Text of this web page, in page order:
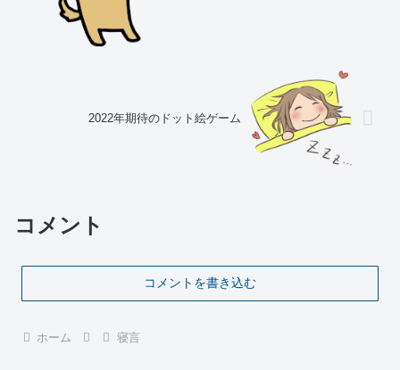
2022年期待のドット絵ゲーム
コメント
コメントを書き込む
ホーム 寝言